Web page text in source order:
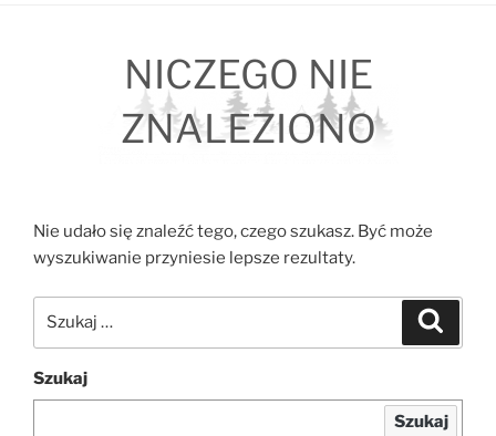
NICZEGO NIE
ZNALEZIONO
Nie udało się znaleźć tego, czego szukasz. Być może
wyszukiwanie przyniesie lepsze rezultaty.
Szukaj
Szukaj